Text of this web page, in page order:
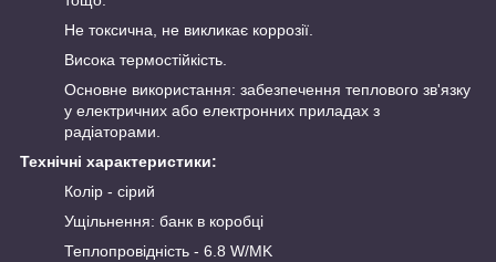
Не токсична, не викликає коррозії.
Висока термостійкість.
Основне використання: забезпечення теплового зв'язку
у електричних або електронних приладах з
радіаторами.
Технічні характеристики:
Колір - сірий
Ущільнення: банк в коробці
Теплопровідність - 6.8 W/MK